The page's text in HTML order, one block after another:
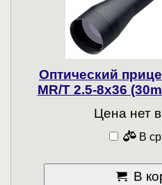
Оптический
MR/T 2.5-8x36
Цена нет
В
В